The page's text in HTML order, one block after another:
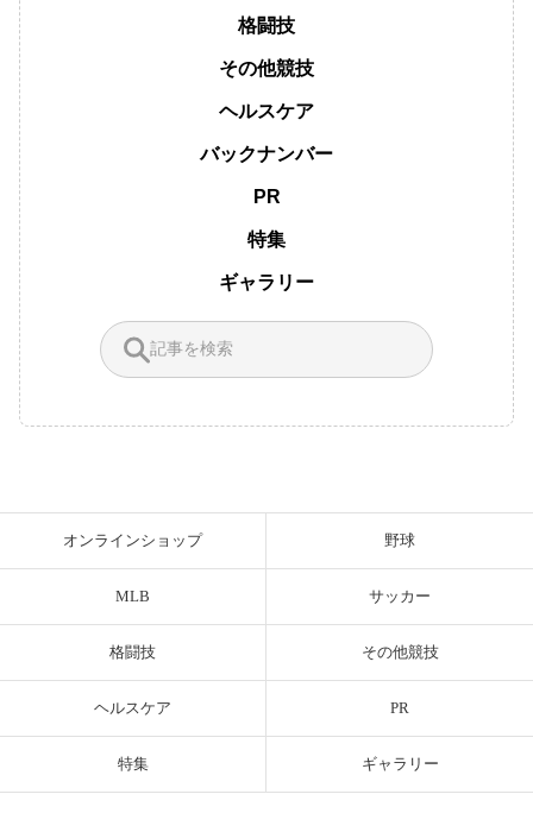
格闘技
その他競技
ヘルスケア
バックナンバー
PR
特集
ギャラリー
オンラインショップ 野球
MLB サッカー
格闘技 その他競技
ヘルスケア PR
特集 ギャラリー